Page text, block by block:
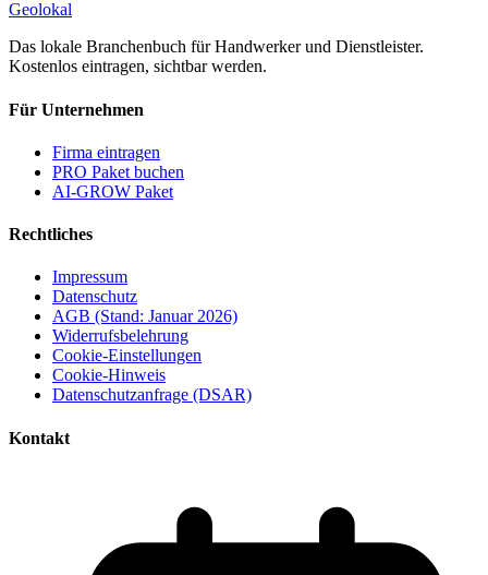
Geolokal
Das lokale Branchenbuch für Handwerker und Dienstleister.
Kostenlos eintragen, sichtbar werden.
Für Unternehmen
Firma eintragen
PRO Paket buchen
AI-GROW Paket
Rechtliches
Impressum
Datenschutz
AGB (Stand: Januar 2026)
Widerrufsbelehrung
Cookie-Einstellungen
Cookie-Hinweis
Datenschutzanfrage (DSAR)
Kontakt